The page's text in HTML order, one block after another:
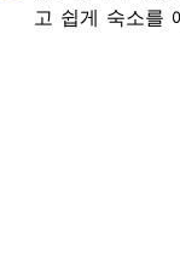
고 쉽게 숙소를